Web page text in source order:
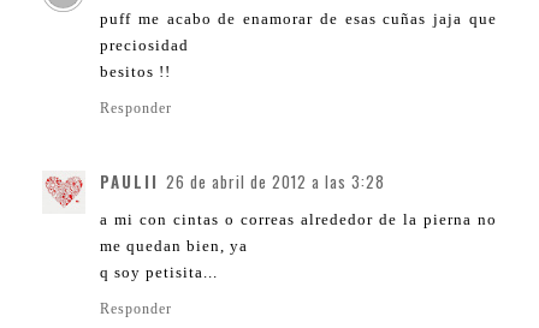
puff me acabo de enamorar de esas cuñas jaja que
preciosidad
besitos !!
Responder
PAULII 26 de abril de 2012 a las 3:28
a mi con cintas o correas alrededor de la pierna no
me quedan bien, ya
q soy petisita...
Responder